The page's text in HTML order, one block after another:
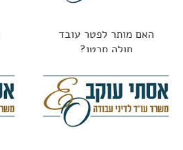
האם מותר לפטר עובד
חולה סרטן?